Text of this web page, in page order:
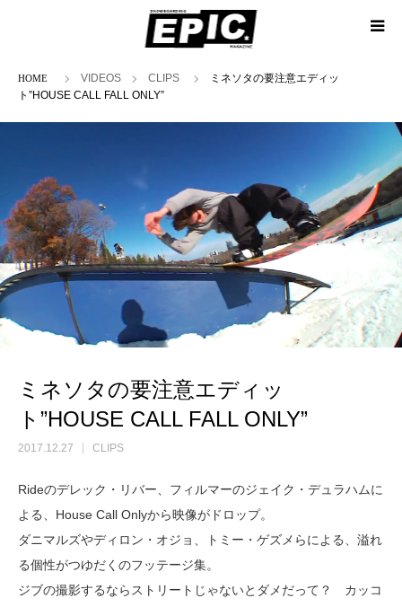
ホームVIDEOS CLIPS
ミネソタの要注意エディッ
ト”HOUSE CALL FALL ONLY”
ミネソタの要注意エディッ
ト”HOUSE CALL FALL ONLY”
2017.12.27 CLIPS
Rideのデレック・リバー、フィルマーのジェイク・デュラハムに
よる、House Call Onlyから映像がドロップ。
ダニマルズやディロン・オジョ、トミー・ゲズメらによる、溢れ
る個性がつゆだくのフッテージ集。
ジブの撮影するならストリートじゃないとダメだって？ カッコ